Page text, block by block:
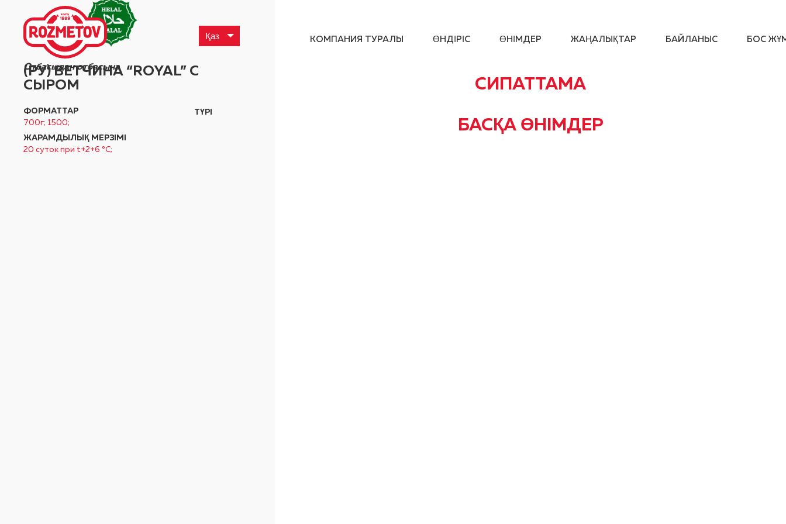
Отбасыдан отбасына
Қаз КОМПАНИЯ ТУРАЛЫ ӨНДІРІС ӨНІМДЕР ЖАҢАЛЫҚТАР БАЙЛАНЫС БОС
(РУ) ВЕТЧИНА “ROYAL” С
СЫРОМ
ФОРМАТТАР
700г; 1500;
ТҮРІ
ЖАРАМДЫЛЫҚ МЕРЗІМІ
20 суток при t+2+6 °C;
СИПАТТАМА
БАСҚА ӨНІМДЕР